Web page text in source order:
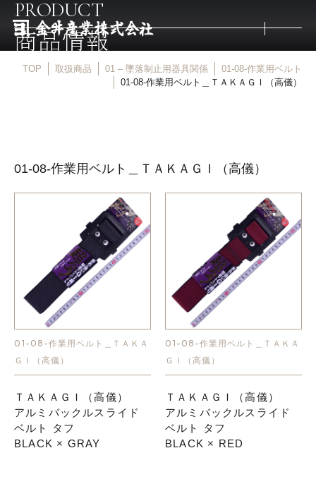
取扱メーカー
マルキン印
庖斬巴
お知らせ
採用情報
PRODUCT
商品情報
TOP 取扱商品 01 – 墜落制止用器具関係
01-08-作業用ベルト
01-08-作業用ベルト＿ＴＡＫＡＧＩ（高儀）
01-08-作業用ベルト＿ＴＡＫＡＧＩ（高儀）
01-08-作業用ベルト＿ＴＡＫＡ
ＧＩ（高儀）
ＴＡＫＡＧＩ（高儀）
アルミバックルスライド
ベルト タフ
BLACK × GRAY
01-08-作業用ベルト＿ＴＡＫＡ
ＧＩ（高儀）
ＴＡＫＡＧＩ（高儀）
アルミバックルスライド
ベルト タフ
BLACK × RED